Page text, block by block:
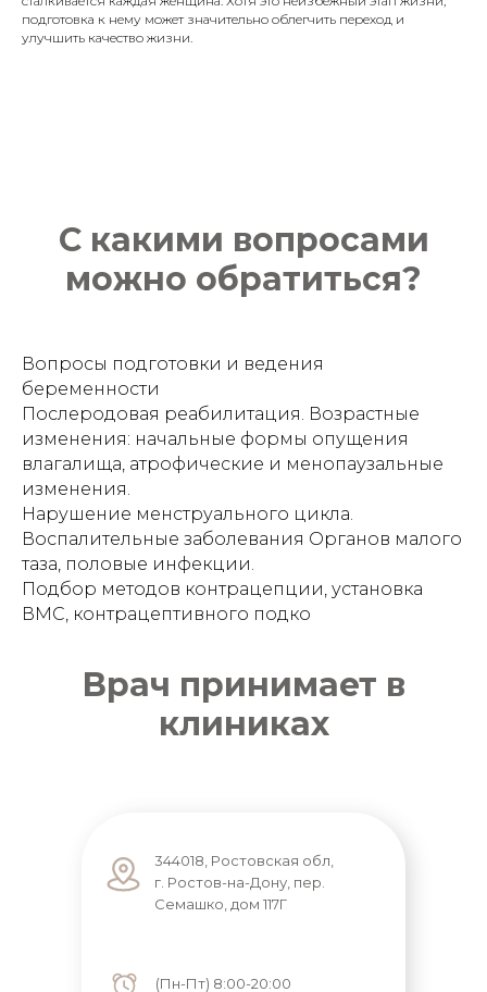
подготовка к нему может значительно облегчить переход и
улучшить качество жизни.
С какими вопросами
можно обратиться?
Вопросы подготовки и ведения
беременности
Послеродовая реабилитация. Возрастные
изменения: начальные формы опущения
влагалища, атрофические и менопаузальные
изменения.
Нарушение менструального цикла.
Воспалительные заболевания Органов малого
таза, половые инфекции.
Подбор методов контрацепции, установка
ВМС, контрацептивного подко
Врач принимает в
клиниках
344018, Ростовская обл,
г. Ростов-на-Дону, пер.
Семашко, дом 117Г
(Пн-Пт) 8:00-20:00